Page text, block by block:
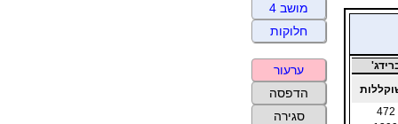
472
מושב 4
חלוקות
ערעור
הדפסה
סגירה